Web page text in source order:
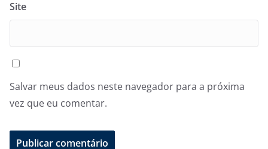
Site
Salvar meus dados neste navegador para a próxima
vez que eu comentar.